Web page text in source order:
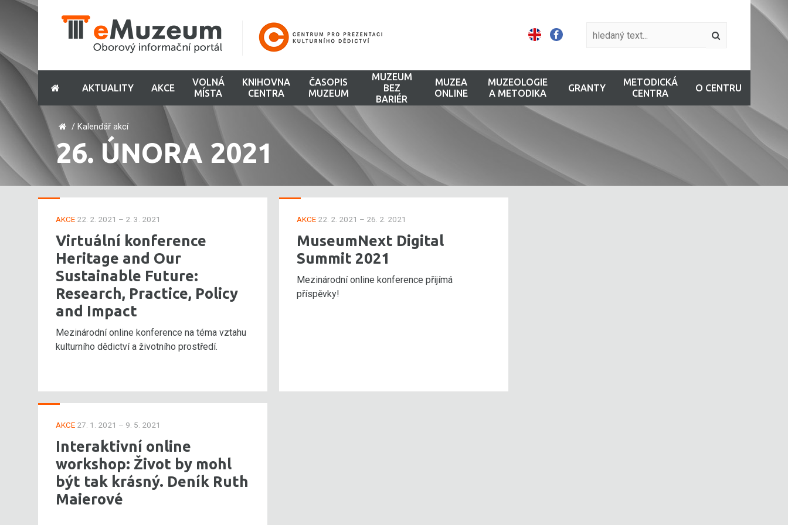
AKTUALITY AKCE
VOLNÁ
MÍSTA
KNIHOVNA
CENTRA
ČASOPIS
MUZEUM
MUZEUM
BEZ
BARIÉR
MUZEA
ONLINE
MUZEOLOGIE
A METODIKA
GRANTY
METODICKÁ
CENTRA
O CENTRU
/ Kalendář akcí
26. ÚNORA 2021
AKCE 22. 2. 2021 – 2. 3. 2021
Virtuální konference
Heritage and Our
Sustainable Future:
Research, Practice, Policy
and Impact
Mezinárodní online konference na téma vztahu
kulturního dědictví a životního prostředí.
AKCE 27. 1. 2021 – 9. 5. 2021
Interaktivní online
workshop: Život by mohl
být tak krásný. Deník Ruth
Maierové
AKCE 22. 2. 2021 – 26. 2. 2021
MuseumNext Digital
Summit 2021
Mezinárodní online konference přijímá
příspěvky!